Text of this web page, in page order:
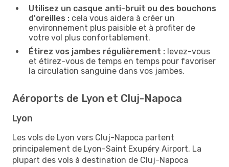
Utilisez un casque anti-bruit ou des bouchons
d'oreilles : cela vous aidera à créer un
environnement plus paisible et à profiter de
votre vol plus confortablement.
Étirez vos jambes régulièrement : levez-vous
et étirez-vous de temps en temps pour favoriser
la circulation sanguine dans vos jambes.
Aéroports de Lyon et Cluj-Napoca
Lyon
Les vols de Lyon vers Cluj-Napoca partent
principalement de Lyon-Saint Exupéry Airport. La
plupart des vols à destination de Cluj-Napoca